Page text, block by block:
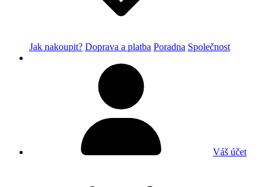
Jak nakoupit? Doprava a platba Poradna Společnost
Váš účet